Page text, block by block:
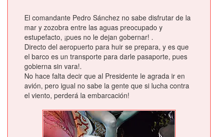
El comandante Pedro Sánchez no sabe disfrutar de la
mar y zozobra entre las aguas preocupado y
estupefacto, ¡pues no le dejan gobernar! .
Directo del aeropuerto para huir se prepara, y es que
el barco es un transporte para darle pasaporte, pues
gobierna sin vara!.
No hace falta decir que al Presidente le agrada ir en
avión, pero igual no sabe la gente que si lucha contra
el viento, perderá la embarcación!